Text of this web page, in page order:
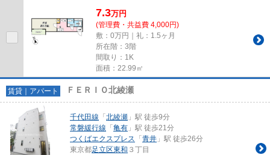
7.3万円
(管理費・共益費 4,000円)
敷：0万円｜礼：1.5ヶ月
所在階：3階
間取り：1K
面積：22.99㎡
賃貸｜アパート ＦＥＲＩＯ北綾瀬
千代田線 「 北綾瀬 」駅 徒歩9分
常磐緩行線 「 亀有 」駅 徒歩21分
つくばエクスプレス 「 青井 」駅 徒歩26分
東京都足立区東和 ３丁目